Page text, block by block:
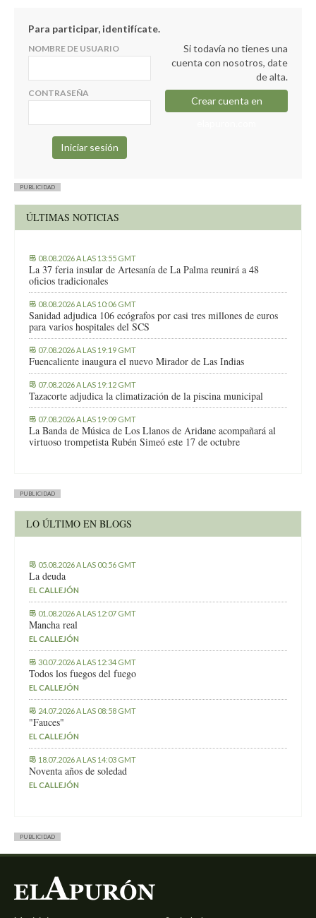
Para participar, identifícate.
NOMBRE DE USUARIO
CONTRASEÑA
Si todavía no tienes una
cuenta con nosotros, date
de alta.
Crear cuenta en
PUBLICIDAD
ÚLTIMAS NOTICIAS
08.08.2026 A LAS 13:55 GMT
La 37 feria insular de Artesanía de La Palma reunirá a 48
oficios tradicionales
08.08.2026 A LAS 10:06 GMT
Sanidad adjudica 106 ecógrafos por casi tres millones de euros
para varios hospitales del SCS
07.08.2026 A LAS 19:19 GMT
Fuencaliente inaugura el nuevo Mirador de Las Indias
07.08.2026 A LAS 19:12 GMT
Tazacorte adjudica la climatización de la piscina municipal
07.08.2026 A LAS 19:09 GMT
La Banda de Música de Los Llanos de Aridane acompañará al
virtuoso trompetista Rubén Simeó este 17 de octubre
PUBLICIDAD
LO ÚLTIMO EN BLOGS
05.08.2026 A LAS 00:56 GMT
La deuda
EL CALLEJÓN
01.08.2026 A LAS 12:07 GMT
Mancha real
EL CALLEJÓN
30.07.2026 A LAS 12:34 GMT
Todos los fuegos del fuego
EL CALLEJÓN
24.07.2026 A LAS 08:58 GMT
"Fauces"
EL CALLEJÓN
18.07.2026 A LAS 14:03 GMT
Noventa años de soledad
EL CALLEJÓN
PUBLICIDAD